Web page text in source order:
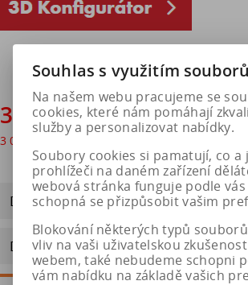
3 640 Kč
3 008 Kč bez DPH
Dotaz na výrobek
Doporučit výrobek
Souhlas s využitím
Na našem webu pracujeme se
cookies, které nám pomáhají
služby a personalizovat nabídky.
Soubory cookies si pamatují, co a
prohlížeči na daném zařízení
webová stránka funguje podle vás
schopná se přizpůsobit vašim
Blokování některých typů
vliv na vaši uživatelskou
webem, také nebudeme schopni
vám nabídku na základě vašich